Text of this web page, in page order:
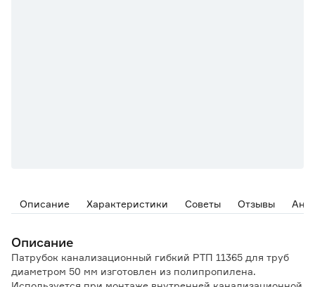
Описание Характеристики Советы Отзывы
Описание
Патрубок канализационный гибкий РТП 11365 для труб
диаметром 50 мм изготовлен из полипропилена.